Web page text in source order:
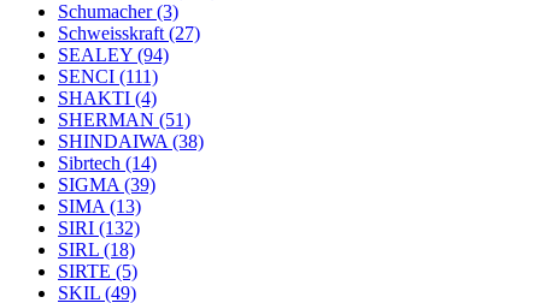
Schumacher(3)
Schweisskraft (27)
SEALEY (94)
SENCI (111)
SHAKTI (4)
SHERMAN (51)
SHINDAIWA (38)
Sibrtech (14)
SIGMA (39)
SIMA (13)
SIRI (132)
SIRL (18)
SIRTE (5)
SKIL (49)